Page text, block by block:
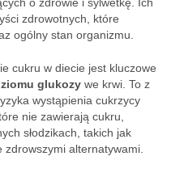
zdrowotnych, które
ogólny stan organizmu.
cukru w diecie jest kluczowe
glukozy we krwi. To z
wystąpienia cukrzycy
nie zawierają cukru,
słodzikach, takich jak
alternatywami.